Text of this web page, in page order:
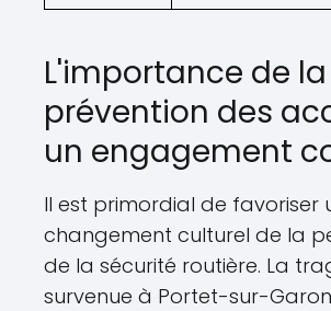
L'importance de la
prévention des
un engagement
Il est primordial de favoriser
changement culturel de la
de la sécurité routière. La
survenue à Portet-sur-